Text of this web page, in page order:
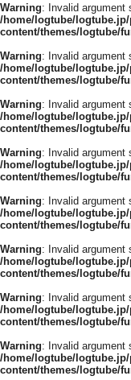
Warning: Invalid argument
/home/logtube/
content/themes/logtube/
Warning: Invalid argument
/home/logtube/
content/themes/logtube/
Warning: Invalid argument
/home/logtube/
content/themes/logtube/
Warning: Invalid argument
/home/logtube/
content/themes/logtube/
Warning: Invalid argument
/home/logtube/
content/themes/logtube/
Warning: Invalid argument
/home/logtube/
content/themes/logtube/
Warning: Invalid argument
/home/logtube/
content/themes/logtube/
Warning: Invalid argument
/home/logtube/
content/themes/logtube/